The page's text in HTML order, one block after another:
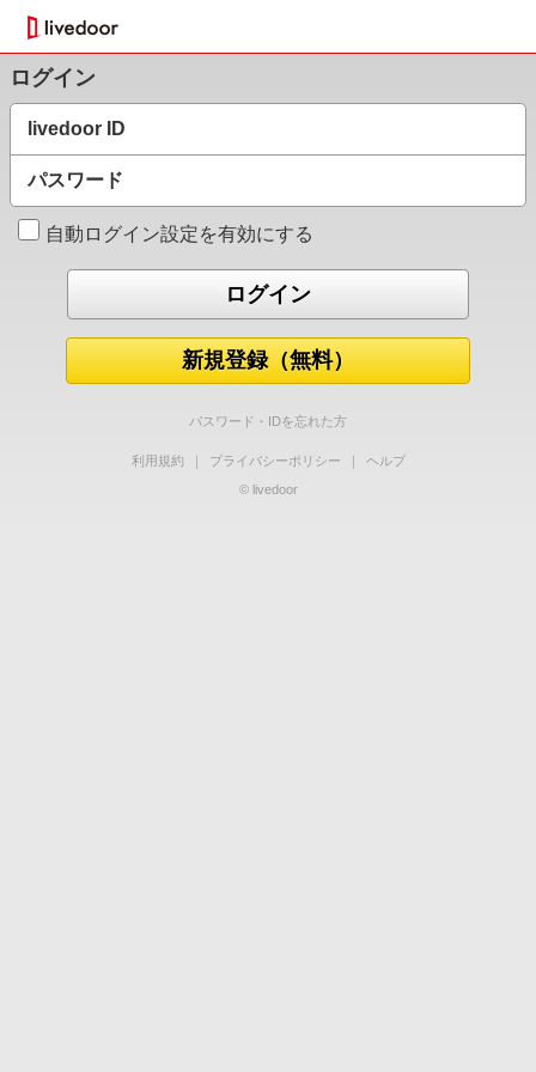
ログイン
livedoor ID
パスワード
自動ログイン設定を有効にする
新規登録（無料）
パスワード・IDを忘れた方
利用規約 ｜ プライバシーポリシー ｜
ヘルプ
© livedoor